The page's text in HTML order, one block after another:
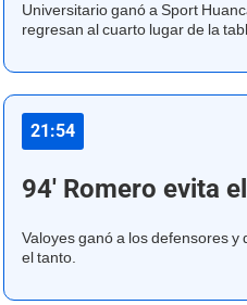
Universitario ganó a Sport
regresan al cuarto lugar de la
21:54
94' Romero evita
Valoyes ganó a los defensores
el tanto.